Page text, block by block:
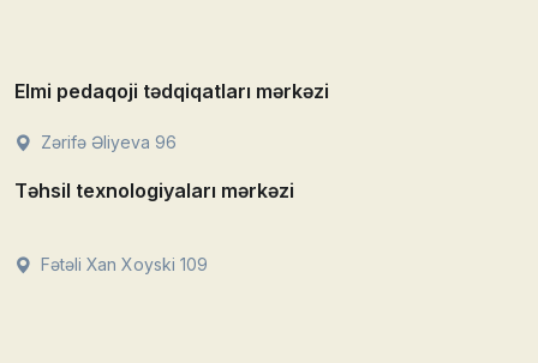
Elmi pedaqoji tədqiqatları mərkəzi
Zərifə Əliyeva 96
Təhsil texnologiyaları mərkəzi
Fətəli Xan Xoyski 109